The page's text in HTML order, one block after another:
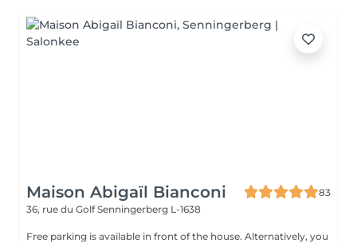
Maison Abigaïl Bianconi
83
36, rue du GolfSenningerberg L-1638
Free parking is available in front of the house. Alternatively, you